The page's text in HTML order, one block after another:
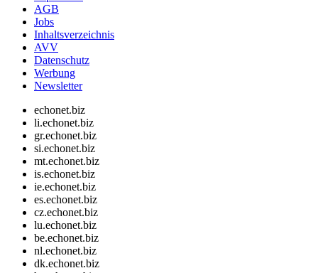
AGB
Jobs
Inhaltsverzeichnis
AVV
Datenschutz
Werbung
Newsletter
echonet.biz
li.echonet.biz
gr.echonet.biz
si.echonet.biz
mt.echonet.biz
is.echonet.biz
ie.echonet.biz
es.echonet.biz
cz.echonet.biz
lu.echonet.biz
be.echonet.biz
nl.echonet.biz
dk.echonet.biz